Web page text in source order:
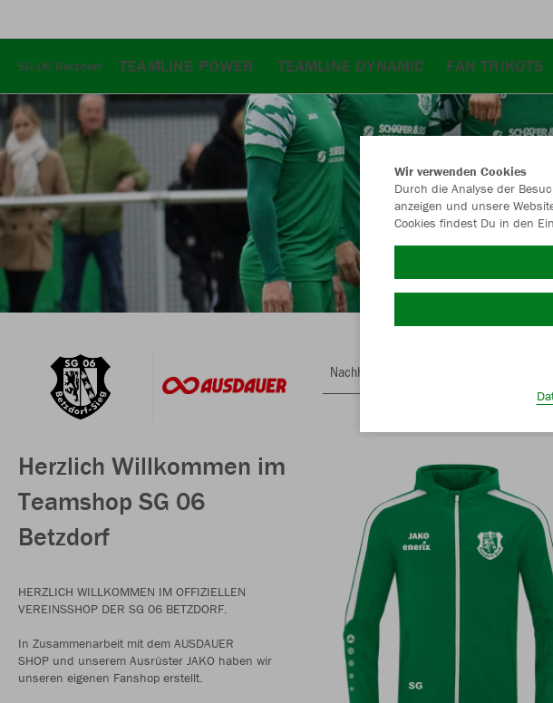
SG 06 Betzdorf TEAMLINE POWER TEAMLINE DYNAMIC FAN TRIKOTS
Herzlich Willkommen im
Teamshop SG 06
Betzdorf
HERZLICH WILLKOMMEN IM OFFIZIELLEN
VEREINSSHOP DER SG 06 BETZDORF.
In Zusammenarbeit mit dem AUSDAUER
SHOP und unserem Ausrüster JAKO haben wir
unseren eigenen Fanshop erstellt.
Nachhaltig
Wir verwenden Cookies
Durch die Analyse der
anzeigen und unsere
Cookies findest Du in den